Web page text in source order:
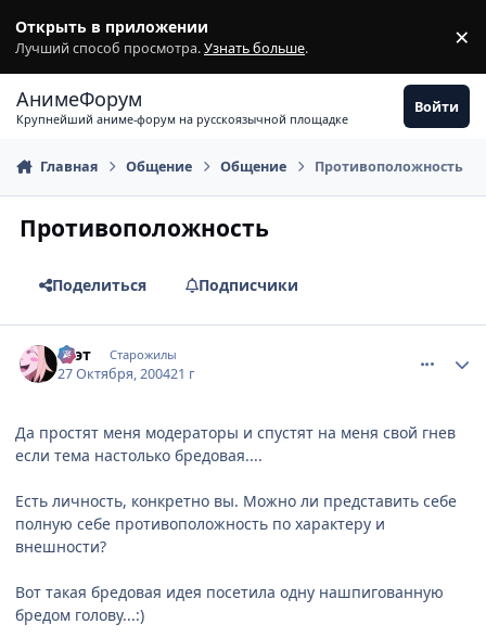
Открыть в приложении
Лучший способ просмотра.Узнать больше. ×
АнимеФорум
Крупнейший аниме-форум на русскоязычной площадке
Войти
Главная Общение Общение Противоположность
Противоположность
Поделиться Подписчики
Ксэт Старожилы
27 Октября, 200421 г
Да простят меня модераторы и спустят на меня свой гнев
если тема настолько бредовая....
Есть личность, конкретно вы. Можно ли представить себе
полную себе противоположность по характеру и
внешности?
Вот такая бредовая идея посетила одну нашпигованную
бредом голову...:)